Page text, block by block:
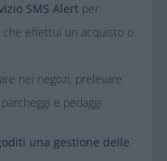
SMS Alert per
che effettui un acquisto o
nei negozi, prelevare
e pedaggi
una gestione delle